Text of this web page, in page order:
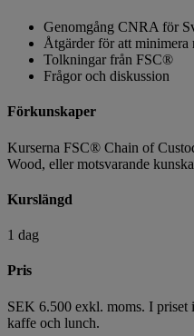
Genomgång CNRA för
Åtgärder för att minimera
Tolkningar från FSC®
Frågor och diskussion
Förkunskaper
Kurserna FSC® Chain of
Wood, eller motsvarande
Kurslängd
1 dag
Pris
SEK 6.500 exkl. moms. I priset
kaffe och lunch.